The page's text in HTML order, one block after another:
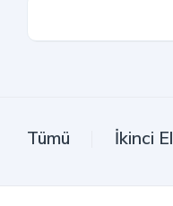
Tümü İkinci El